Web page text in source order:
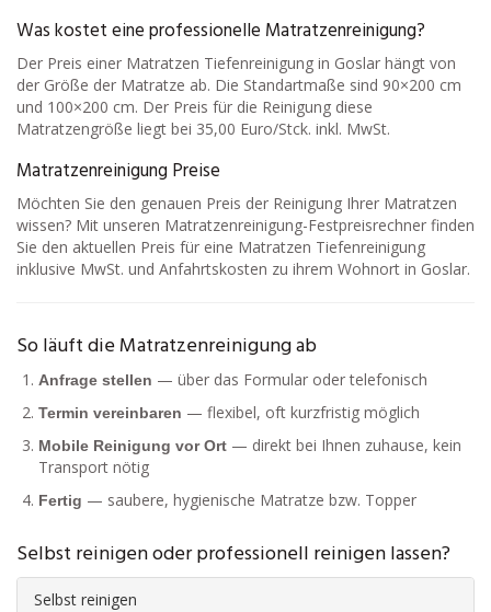
Was kostet eine professionelle Matratzenreinigung?
Der Preis einer Matratzen Tiefenreinigung in Goslar hängt von
der Größe der Matratze ab. Die Standartmaße sind 90×200 cm
und 100×200 cm. Der Preis für die Reinigung diese
Matratzengröße liegt bei 35,00 Euro/Stck. inkl. MwSt.
Matratzenreinigung Preise
Möchten Sie den genauen Preis der Reinigung Ihrer Matratzen
wissen? Mit unseren Matratzenreinigung-Festpreisrechner finden
Sie den aktuellen Preis für eine Matratzen Tiefenreinigung
inklusive MwSt. und Anfahrtskosten zu ihrem Wohnort in Goslar.
So läuft die Matratzenreinigung ab
Anfrage stellen — über das Formular oder telefonisch
Termin vereinbaren — flexibel, oft kurzfristig möglich
Mobile Reinigung vor Ort — direkt bei Ihnen zuhause, kein
Transport nötig
Fertig — saubere, hygienische Matratze bzw. Topper
Selbst reinigen oder professionell reinigen lassen?
Selbst reinigen